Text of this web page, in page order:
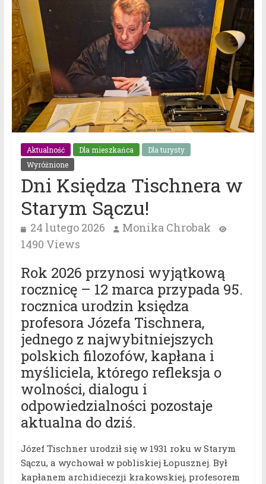
Aktualność Dla mieszkańca
Dla turysty
Wyróżnione
Dni Księdza Tischnera w
Starym Sączu!
24 lutego 2026
Monika Chrobak
1490 Views
Rok 2026 przynosi wyjątkową
rocznicę – 12 marca przypada 95.
rocznica urodzin księdza
profesora Józefa Tischnera,
jednego z najwybitniejszych
polskich filozofów, kapłana i
myśliciela, którego refleksja o
wolności, dialogu i
odpowiedzialności pozostaje
aktualna do dziś.
Józef Tischner urodził się w 1931 roku w Starym
Sączu, a wychował w pobliskiej Łopusznej. Był
kapłanem archidiecezji krakowskiej, profesorem